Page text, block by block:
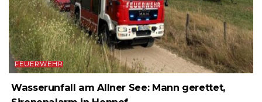
FEUERWEHR
Wasserunfall am Allner See: Mann gerettet,